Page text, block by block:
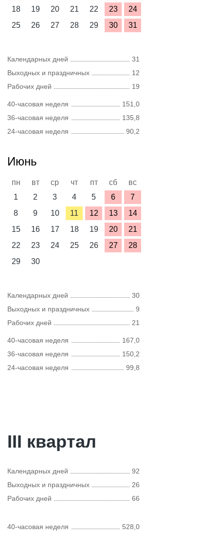
18
19 20 21 22 23
24
25
26 27 28 29 30 31
Календарных дней
31
Выходных и праздничных
12
Рабочих дней
19
40-часовая неделя
151,0
36-часовая неделя
135,8
24-часовая неделя
90,2
Июнь
пн вт ср чт пт сб
вс
1
2 3 4 5 6
7
8
9 10 11 12 13
14
15
16 17 18 19 20
21
22
23 24 25 26 27
28
29
30
Календарных дней
30
Выходных и праздничных
9
Рабочих дней
21
40-часовая неделя
167,0
36-часовая неделя
150,2
24-часовая неделя
99,8
III квартал
Календарных дней
92
Выходных и праздничных
26
Рабочих дней
66
40-часовая неделя 528,0